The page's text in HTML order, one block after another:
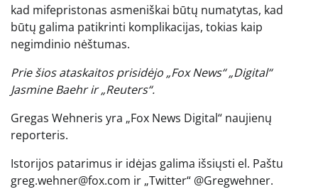
kad mifepristonas asmeniškai būtų numatytas, kad
būtų galima patikrinti komplikacijas, tokias kaip
negimdinio nėštumas.
Prie šios ataskaitos prisidėjo „Fox News“ „Digital“
Jasmine Baehr ir „Reuters“.
Gregas Wehneris yra „Fox News Digital“ naujienų
reporteris.
Istorijos patarimus ir idėjas galima išsiųsti el. Paštu
greg.wehner@fox.com ir „Twitter“ @Gregwehner.